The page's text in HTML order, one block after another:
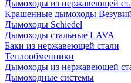
Дымоходы из нержавеющей
Крашенные дымоходы
Дымоходы Schiedel
Дымоходы стальные LAVA
Баки из нержавеющей стали
Теплообменники
Дымоходы из нержавеющей
Дымоходные системы